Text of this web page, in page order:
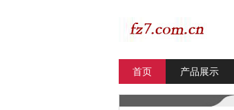
首页 产品展示